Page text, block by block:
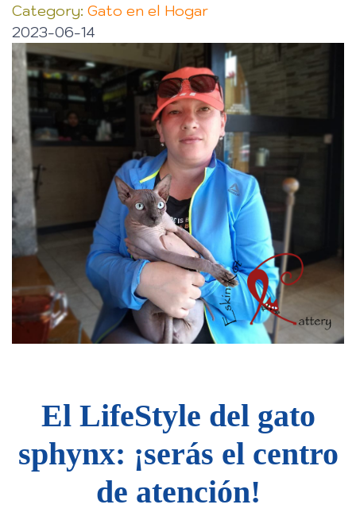
Category: Gato en el Hogar
2023-06-14
El LifeStyle del gato
sphynx: ¡serás el centro
de atención!